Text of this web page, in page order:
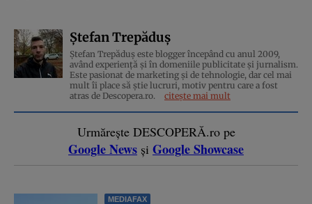
Ștefan Trepăduș
Ștefan Trepăduș este blogger începând cu anul 2009,
având experiență și în domeniile publicitate și jurnalism.
Este pasionat de marketing și de tehnologie, dar cel mai
mult îi place să știe lucruri, motiv pentru care a fost
atras de Descopera.ro.
citește mai mult
Urmărește DESCOPERĂ.ro pe
Google News și Google Showcase
MEDIAFAX